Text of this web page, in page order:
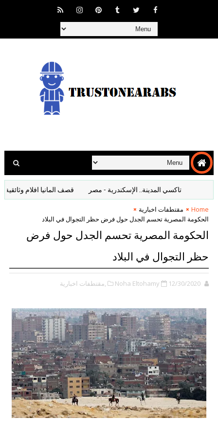
تاكسي المدينة.. الإسكندرية - مصر قصف المانيا افلام وثائقية
Home
مقتطفات اخبارية
الحكومة المصرية تحسم الجدل حول فرض حظر التجوال في البلاد
الحكومة المصرية تحسم الجدل حول فرض
حظر التجوال في البلاد
Noha Eltohamy 12/30/2020 ,مقتطفات اخبارية